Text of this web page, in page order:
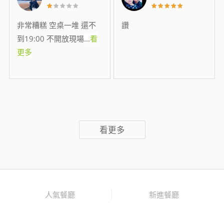
非常糟糕 空桌一堆 還不
到19:00 不開放現場...看
更多
讚
看更多
人氣餐廳 新進餐廳